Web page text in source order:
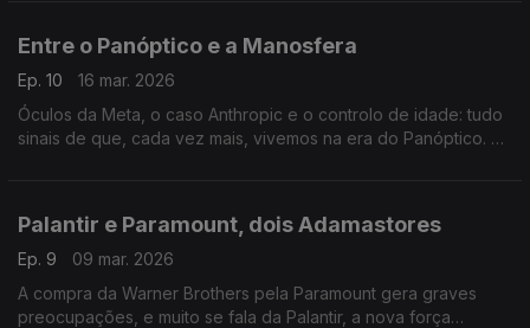
Entre o Panóptico e a Manosfera
Ep. 10
16 mar. 2026
Óculos da Meta, o caso Anthropic e o controlo de idade: tudo
sinais de que, cada vez mais, vivemos na era do Panóptico. À
Palantir e Paramount, dois Adamastores
Ep. 9
09 mar. 2026
A compra da Warner Brothers pela Paramount gera graves
preocupações, e muito se fala da Palantir, a nova força